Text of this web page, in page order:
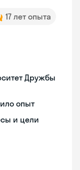
17 лет опыта
Дружбы
опыт
и цели